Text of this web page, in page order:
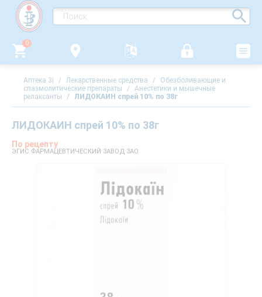
0
Аптека 3i / Лекарственные средства /
Обезболивающие и
спазмолитические препараты
/ Анестетики и мышечные
релаксанты
/ ЛИДОКАИН спрей 10% по 38г
ЛИДОКАИН спрей 10% по 38г
По рецепту
ЭГИС ФАРМАЦЕВТИЧЕСКИЙ ЗАВОД ЗАО